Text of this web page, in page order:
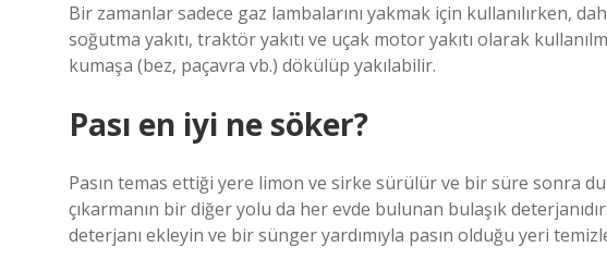
Bir zamanlar sadece gaz lambalarını yakmak için kullanılırken,
soğutma yakıtı, traktör yakıtı ve uçak motor yakıtı olarak
kumaşa (bez, paçavra vb.) dökülüp yakılabilir.
Pası en iyi ne söker?
Pasın temas ettiği yere limon ve sirke sürülür ve bir süre sonra
çıkarmanın bir diğer yolu da her evde bulunan bulaşık
deterjanı ekleyin ve bir sünger yardımıyla pasın olduğu yeri